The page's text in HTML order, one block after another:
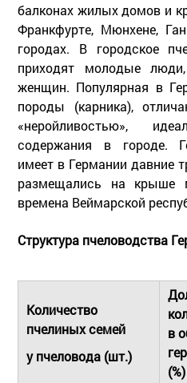
балконах жилых домов и
Франкфурте, Мюнхене,
городах. В городское
приходят молодые
женщин. Популярная в
породы (карника),
«неройливостью»,
содержания в городе.
имеет в Германии давние
размещались на крыше
времена Веймарской
Структура пчеловодства
Количество
пчелиных семей
у пчеловода (шт.)
в
(%)